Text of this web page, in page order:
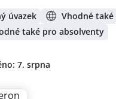
úvazek
Vhodné
také pro absolventy
7. srpna